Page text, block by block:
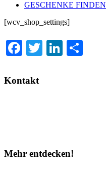
GESCHENKE FINDEN
[wcv_shop_settings]
Facebook
Twitter
Kontakt
Mehr entdecken!